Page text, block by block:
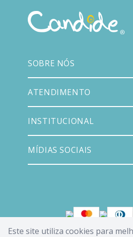
Este site utiliza cookies para
SOBRE NÓS
ATENDIMENTO
INSTITUCIONAL
MÍDIAS SOCIAIS